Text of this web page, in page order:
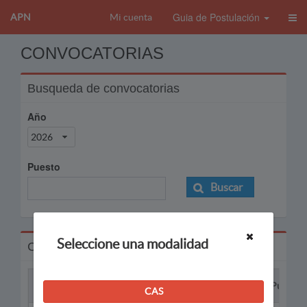
APN Mi cuenta Guia de Postulación
CONVOCATORIAS
Busqueda de convocatorias
Año
2026
Puesto
Buscar
Convocatorias
Puesto
Seleccione una modalidad
CAS